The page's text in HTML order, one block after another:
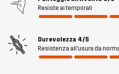
leggermente più ampia per
emergenza. Morbida, resistente e
Jacket è la scelta ideale per
Resiste ai temporali
Durevolezza 4/5
Resistenza all'usura da